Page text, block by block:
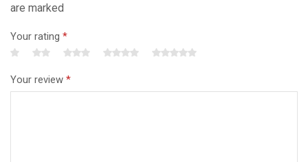
are marked
Your rating *
Your review *